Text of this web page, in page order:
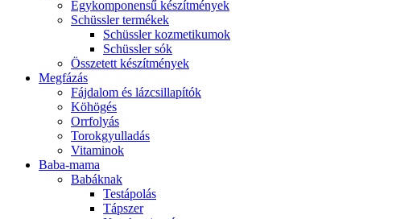
Egykomponensű készítmények
Schüssler termékek
Schüssler kozmetikumok
Schüssler sók
Összetett készítmények
Megfázás
Fájdalom és lázcsillapítók
Köhögés
Orrfolyás
Torokgyulladás
Vitaminok
Baba-mama
Babáknak
Testápolás
Tápszer